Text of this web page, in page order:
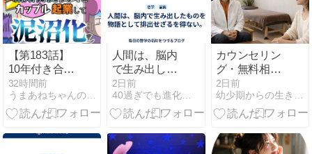
【第183話】
10年付き合っ
た結婚前提彼
氏とカップル
起業して泥沼
32時間前
うまあねちゃんのまけまけ日記
人間は、脳内
で生み出した
ものを物語と
して排出せざ
るを得ない。
2日前
40過ぎでも進化する為の実践ブログ
カウンセリン
グ・無料相談
のルールにつ
いて｜安心で
きる場を守る
2日前
幼少期からの生き辛い人生に終止符！！